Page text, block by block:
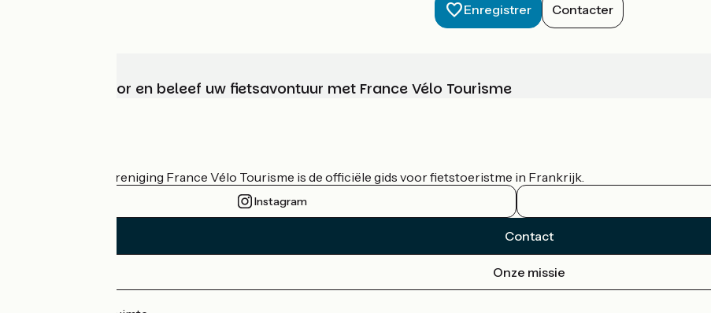
Enregistrer Contacter
Kies, bereid voor en beleef uw fietsavontuur met France Vélo Tourisme
De nationale vereniging France Vélo Tourisme is de officiële gids voor fietstoeristme in Frankrijk.
Instagram
Contact
Onze missie